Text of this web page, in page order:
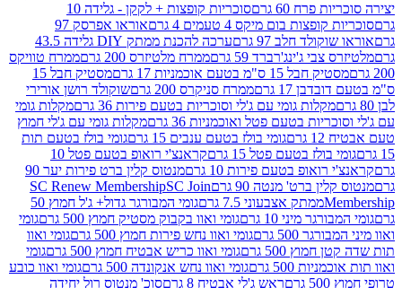
פרח 60 גרם
סוכריות קופצות + לקקן - גלידה 10
בום מיקס 4 טעמים 4 גרם
אוראו אפרסק 97
חלב 97 גרם
ערכה להכנת ממתק DIY גלידה 43.5
ג'ינג'רברד 59 גרם
ממרח מלטיזרס 200 גרם
ממרח טוויקס
15 ס"מ בטעם אוכמניות 17 גרם
מסטיק חבל 15
17 גרם
ממרח סניקרס 200 גרם
שוקולד רושן אורירי
מקלות גומי עם ג'לי וסוכריות בטעם פירות 36 גרם
מקלות גומי
בטעם פטל ואוכמניות 36 גרם
מקלות גומי עם ג'לי חמוץ
גומי בולז בטעם ענבים 15 גרם
גומי בולז בטעם תות
בולז בטעם פטל 15 גרם
קראנצ'י רואופ בטעם פטל 10
בטעם פירות 10 גרם
מנטוס קלין ברט פירות יער 90
ברט' מנטה 90 גרם
SC Renew MembershipSC Join
ממתק אצבעוני 7.5 גרם
גומי המבורגר גדול+ ג'ל חמוץ 50
מיני 10 גרם
גומי ואוו בקבוק מסטיק חמוץ 500 גרם
גומי
500 גרם
גומי ואוו נחש פירות חמוץ 500 גרם
גומי ואוו
500 גרם
גומי ואוו כריש אבטיח חמוץ 500 גרם
גומי
500 גרם
גומי ואוו נחש אנקונדה 500 גרם
גומי ואוו כובע
ראש ג'לי אבטיח 8 גרם
סוכ' מנטוס רול יחידה